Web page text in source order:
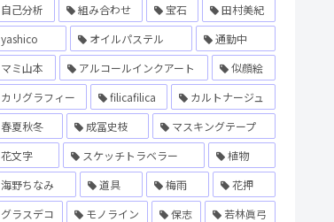
自己分析
組み合わせ 宝石
田村美紀
yashico
オイルパステル
通勤中
マミ山本
アルコールインクアート
似顔絵
カリグラフィー
filicafilica
カルトナージュ
春夏秋冬
成冨史枝
マスキングテープ
花文字
スケッチトラベラー
植物
海野ちなみ
道具 梅雨
花押
グラスデコ
モノライン 保志
若林眞弓